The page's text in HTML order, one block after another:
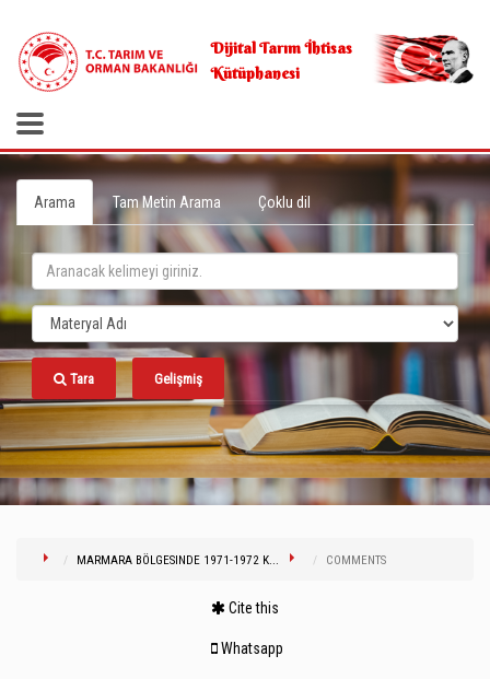
Dijital Tarım İhtisas
Kütüphanesi
Arama Tam Metin Arama Çoklu dil
Tara Gelişmiş
MARMARA BÖLGESINDE 1971-1972 K... COMMENTS
Cite this
Whatsapp